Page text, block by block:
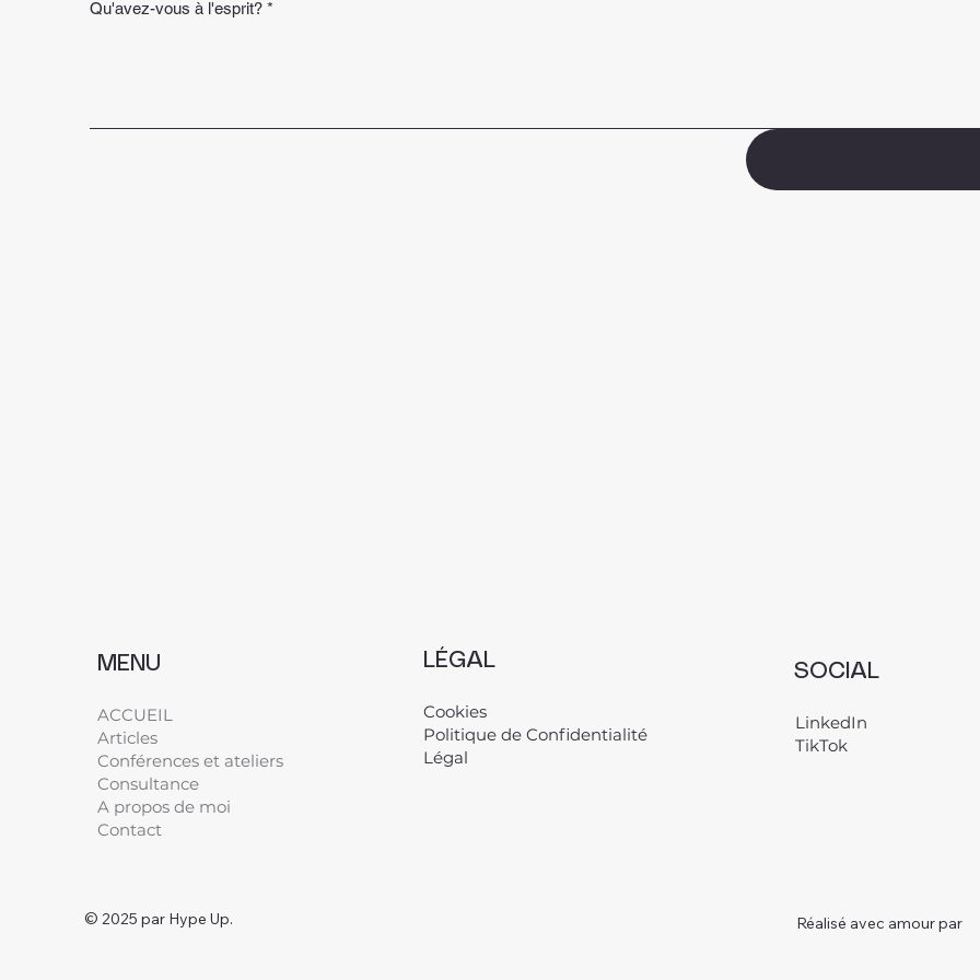
Réalisé avec amour par
Qu'avez-vous à l'esprit? *
LÉGAL
Cookies
Politique de Confidentialité
Légal
SOCIAL
LinkedIn
TikTok
MENU
ACCUEIL
Articles
Conférences et ateliers
Consultance
A propos de moi
Contact
© 2025 par Hype Up.